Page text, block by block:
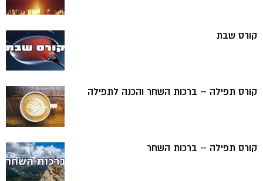
קורס שבת
קורס תפילה – ברכות השחר והכנה לתפילה
קורס תפילה – ברכות השחר